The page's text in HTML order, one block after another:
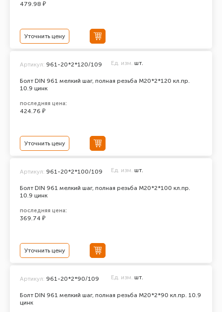
479.98 ₽
Уточнить цену
Болт DIN 961 мелкий шаг, полная резьба M20*2*120 кл.пр.
10.9 цинк
Артикул: 961-20*2*120/109 Ед. изм. шт.
последняя цена:
424.76 ₽
Уточнить цену
Болт DIN 961 мелкий шаг, полная резьба M20*2*100 кл.пр.
10.9 цинк
Артикул: 961-20*2*100/109 Ед. изм. шт.
последняя цена:
369.74 ₽
Уточнить цену
Болт DIN 961 мелкий шаг, полная резьба M20*2*90 кл.пр. 10.9
цинк
Артикул: 961-20*2*90/109 Ед. изм. шт.